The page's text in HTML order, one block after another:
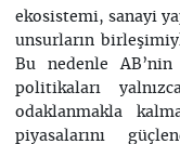
ekosistemi, sanayi
unsurların
Bu nedenle
politikaları
odaklanmakla
piyasalarını